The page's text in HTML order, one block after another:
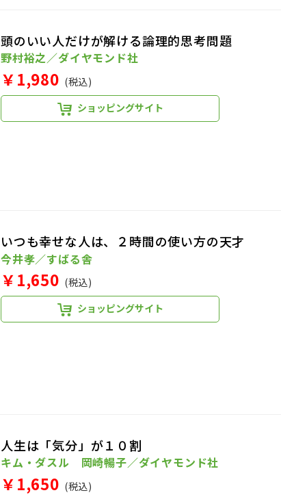
頭のいい人だけが解ける論理的思考問題
野村裕之／ダイヤモンド社
￥1,980 (税込)
ショッピングサイト
いつも幸せな人は、２時間の使い方の天才
今井孝／すばる舎
￥1,650 (税込)
ショッピングサイト
人生は「気分」が１０割
キム・ダスル 岡崎暢子／ダイヤモンド社
￥1,650 (税込)